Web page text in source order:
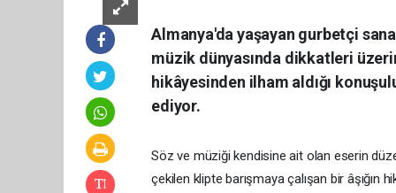
Almanya'da yaşayan gurbetçi
müzik dünyasında dikkatleri
hikâyesinden ilham aldığı
ediyor.
Söz ve müziği kendisine ait olan eserin
çekilen klipte barışmaya çalışan bir âşığın